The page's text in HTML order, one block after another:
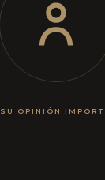
SU OPINIÓN